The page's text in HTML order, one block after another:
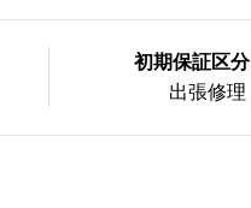
初期保証区分
出張修理